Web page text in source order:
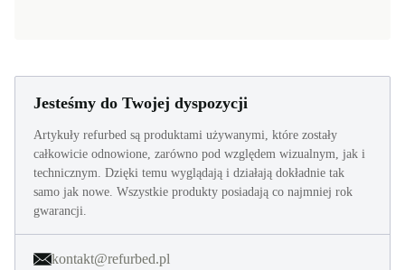
Jesteśmy do Twojej dyspozycji
Artykuły refurbed są produktami używanymi, które zostały
całkowicie odnowione, zarówno pod względem wizualnym, jak i
technicznym. Dzięki temu wyglądają i działają dokładnie tak
samo jak nowe. Wszystkie produkty posiadają co najmniej rok
gwarancji.
kontakt@refurbed.pl